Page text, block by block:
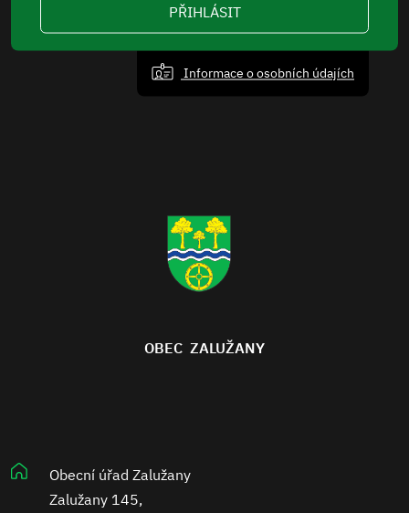
PŘIHLÁSIT
Informace o osobních údajích
OBEC ZALUŽANY
Obecní úřad Zalužany
Zalužany 145,